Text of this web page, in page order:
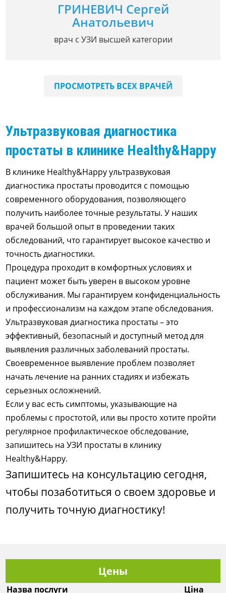
ГРИНЕВИЧ Сергей
Анатольевич
врач с УЗИ высшей категории
ПРОСМОТРЕТЬ ВСЕХ ВРАЧЕЙ
Ультразвуковая диагностика
простаты в клинике Healthy&Happy
В клинике Healthy&Happy ультразвуковая
диагностика простаты проводится с помощью
современного оборудования, позволяющего
получить наиболее точные результаты. У наших
врачей большой опыт в проведении таких
обследований, что гарантирует высокое качество и
точность диагностики.
Процедура проходит в комфортных условиях и
пациент может быть уверен в высоком уровне
обслуживания. Мы гарантируем конфиденциальность
и профессионализм на каждом этапе обследования.
Ультразвуковая диагностика простаты – это
эффективный, безопасный и доступный метод для
выявления различных заболеваний простаты.
Своевременное выявление проблем позволяет
начать лечение на ранних стадиях и избежать
серьезных осложнений.
Если у вас есть симптомы, указывающие на
проблемы с простотой, или вы просто хотите пройти
регулярное профилактическое обследование,
запишитесь на УЗИ простаты в клинику
Healthy&Happy.
Запишитесь на консультацию сегодня,
чтобы позаботиться о своем здоровье и
получить точную диагностику!
Цены
Назва послуги Ціна